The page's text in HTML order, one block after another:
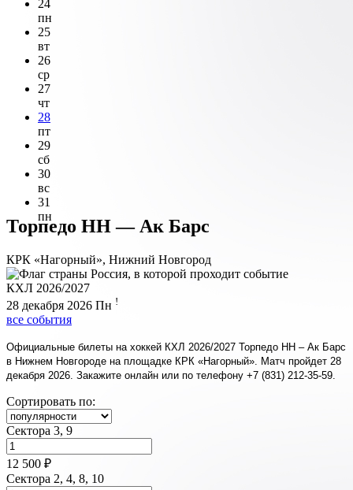
24
пн
25
вт
26
ср
27
чт
28
пт
29
сб
30
вс
31
пн
Торпедо НН — Ак Барс
КРК «Нагорный», Нижний Новгород
КХЛ 2026/2027
28 декабря 2026 Пн !
все события
Официальные билеты на хоккей КХЛ 2026/2027 Торпедо НН – Ак Барс
в Нижнем Новгороде на площадке КРК «Нагорный». Матч пройдет 28
декабря 2026. Закажите онлайн или по телефону +7 (831) 212-35-59.
Сортировать по:
Сектора 3, 9
12 500 ₽
Сектора 2, 4, 8, 10